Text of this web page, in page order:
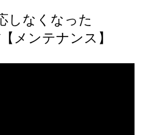
しなくなった
メンテナンス】